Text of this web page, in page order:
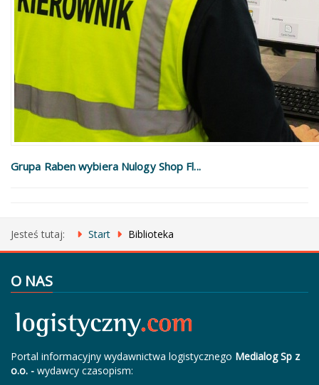
Grupa Raben wybiera Nulogy Shop Fl...
Jesteś tutaj: Start Biblioteka
O NAS
Portal informacyjny wydawnictwa logistycznego Medialog Sp z
o.o. - wydawcy czasopism: